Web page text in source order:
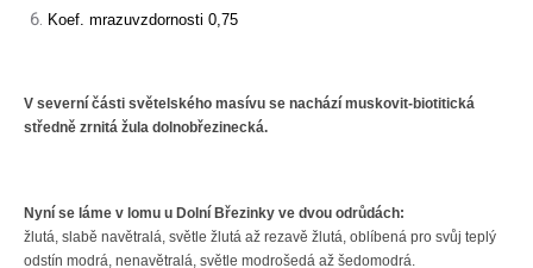
Koef. mrazuvzdornosti 0,75
V severní části světelského masívu se nachází muskovit-biotitická
středně zrnitá žula dolnobřezinecká.
Nyní se láme v lomu u Dolní Březinky ve dvou odrůdách:
žlutá, slabě navětralá, světle žlutá až rezavě žlutá, oblíbená pro svůj teplý
odstín modrá, nenavětralá, světle modrošedá až šedomodrá.